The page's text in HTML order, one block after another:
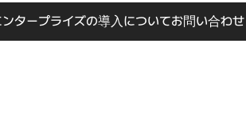
タープライズの導入についてお問い合わせ